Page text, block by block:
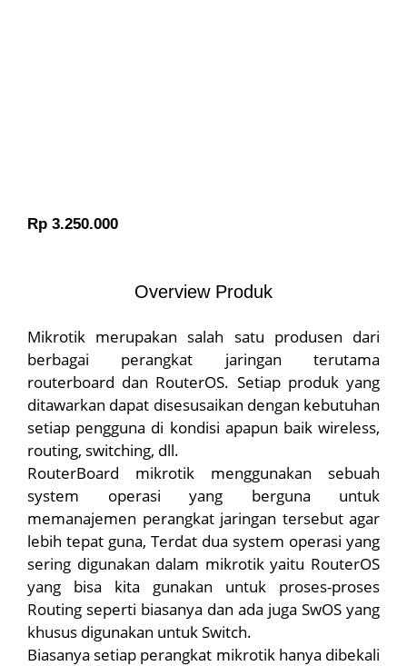
Rp 3.250.000
Overview Produk
Mikrotik merupakan salah satu produsen dari
berbagai perangkat jaringan terutama
routerboard dan RouterOS. Setiap produk yang
ditawarkan dapat disesusaikan dengan kebutuhan
setiap pengguna di kondisi apapun baik wireless,
routing, switching, dll.
RouterBoard mikrotik menggunakan sebuah
system operasi yang berguna untuk
memanajemen perangkat jaringan tersebut agar
lebih tepat guna, Terdat dua system operasi yang
sering digunakan dalam mikrotik yaitu RouterOS
yang bisa kita gunakan untuk proses-proses
Routing seperti biasanya dan ada juga SwOS yang
khusus digunakan untuk Switch.
Biasanya setiap perangkat mikrotik hanya dibekali